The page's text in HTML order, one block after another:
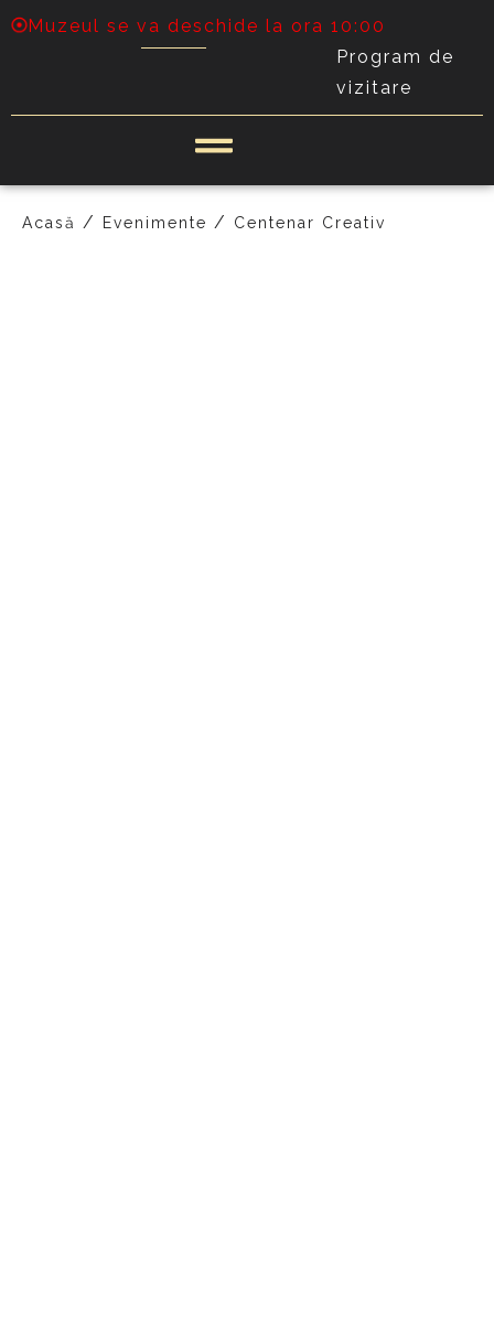
Muzeul se va deschide la ora 10:00
Program de
vizitare
Acasă / Evenimente / Centenar Creativ